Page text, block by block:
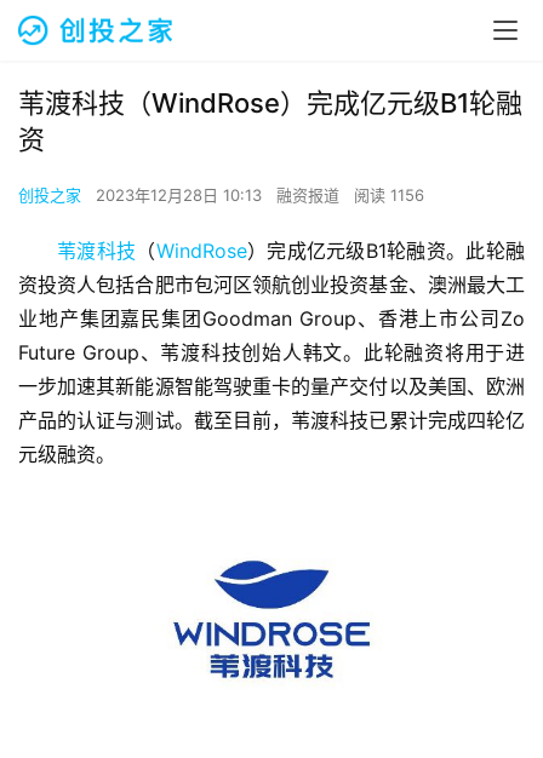
苇渡科技（WindRose）完成亿元级B1轮融
资
创投之家 2023年12月28日 10:13 融资报道 阅读 1156
苇渡科技 （WindRose）完成亿元级B1轮融资。此轮融
资投资人包括合肥市包河区领航创业投资基金、澳洲最大工
业地产集团嘉民集团Goodman Group、香港上市公司Zo
Future Group、苇渡科技创始人韩文。此轮融资将用于进
一步加速其新能源智能驾驶重卡的量产交付以及美国、欧洲
产品的认证与测试。截至目前，苇渡科技已累计完成四轮亿
元级融资。